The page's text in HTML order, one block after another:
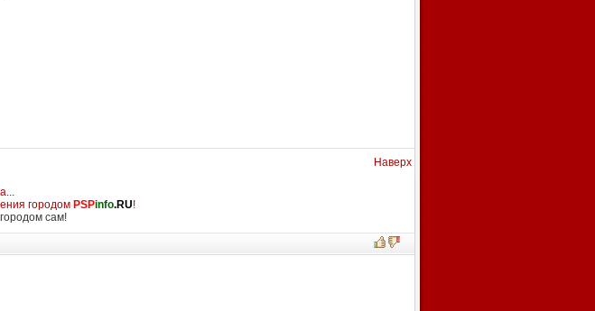
Наверх
городом PSPinfo.RU!
сам!